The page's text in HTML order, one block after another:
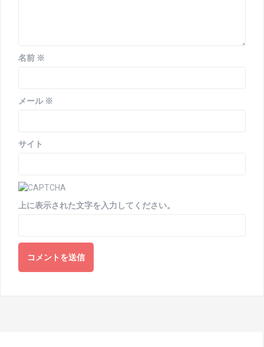
名前 ※
メール ※
サイト
上に表示された文字を入力してください。